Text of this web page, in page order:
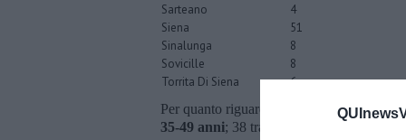
Sarteano
4
Siena
51
Sinalunga
8
Sovicille
8
Torrita Di Siena
6
Per quanto riguarda le fasce d'età ci sono
35-49 anni; 38 tra